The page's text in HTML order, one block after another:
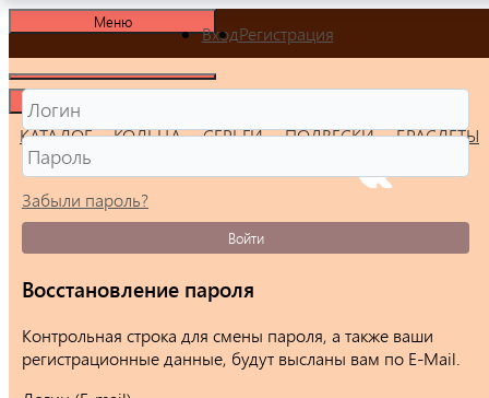
Меню
КАТАЛОГ КОЛЬЦА СЕРЬГИ ПОДВЕСКИ БРАСЛЕТЫ
ВходРегистрация
Забыли пароль?
Войти
Восстановление пароля
Контрольная строка для смены пароля, а также ваши
регистрационные данные, будут высланы вам по E-Mail.